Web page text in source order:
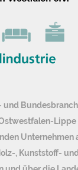
und
Unternehmen
, Kunststoff-